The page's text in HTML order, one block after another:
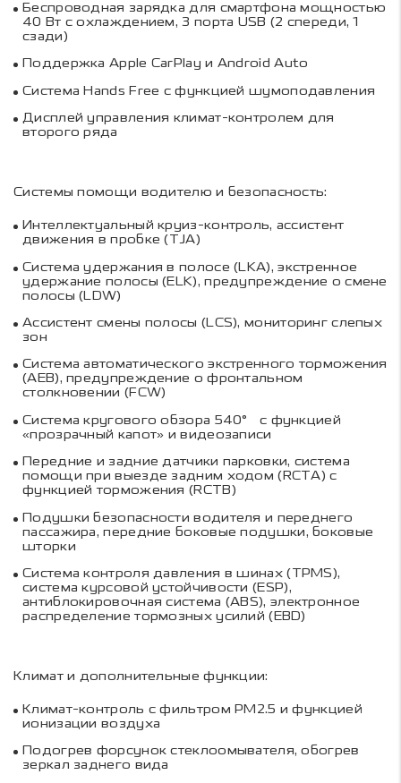
Беспроводная зарядка для смартфона мощностью
40 Вт с охлаждением, 3 порта USB (2 спереди, 1
сзади)
Поддержка Apple CarPlay и Android Auto
Система Hands Free с функцией шумоподавления
Дисплей управления климат-контролем для
второго ряда
Системы помощи водителю и безопасность:
Интеллектуальный круиз-контроль, ассистент
движения в пробке (TJA)
Система удержания в полосе (LKA), экстренное
удержание полосы (ELK), предупреждение о смене
полосы (LDW)
Ассистент смены полосы (LCS), мониторинг слепых
зон
Система автоматического экстренного торможения
(AEB), предупреждение о фронтальном
столкновении (FCW)
Система кругового обзора 540° с функцией
«прозрачный капот» и видеозаписи
Передние и задние датчики парковки, система
помощи при выезде задним ходом (RCTA) с
функцией торможения (RCTB)
Подушки безопасности водителя и переднего
пассажира, передние боковые подушки, боковые
шторки
Система контроля давления в шинах (TPMS),
система курсовой устойчивости (ESP),
антиблокировочная система (ABS), электронное
распределение тормозных усилий (EBD)
Климат и дополнительные функции:
Климат-контроль с фильтром PM2.5 и функцией
ионизации воздуха
Подогрев форсунок стеклоомывателя, обогрев
зеркал заднего вида